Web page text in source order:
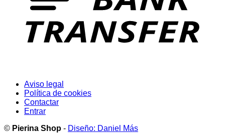
Aviso legal
Política de cookies
Contactar
Entrar
© Pierina Shop - Diseño: Daniel Más